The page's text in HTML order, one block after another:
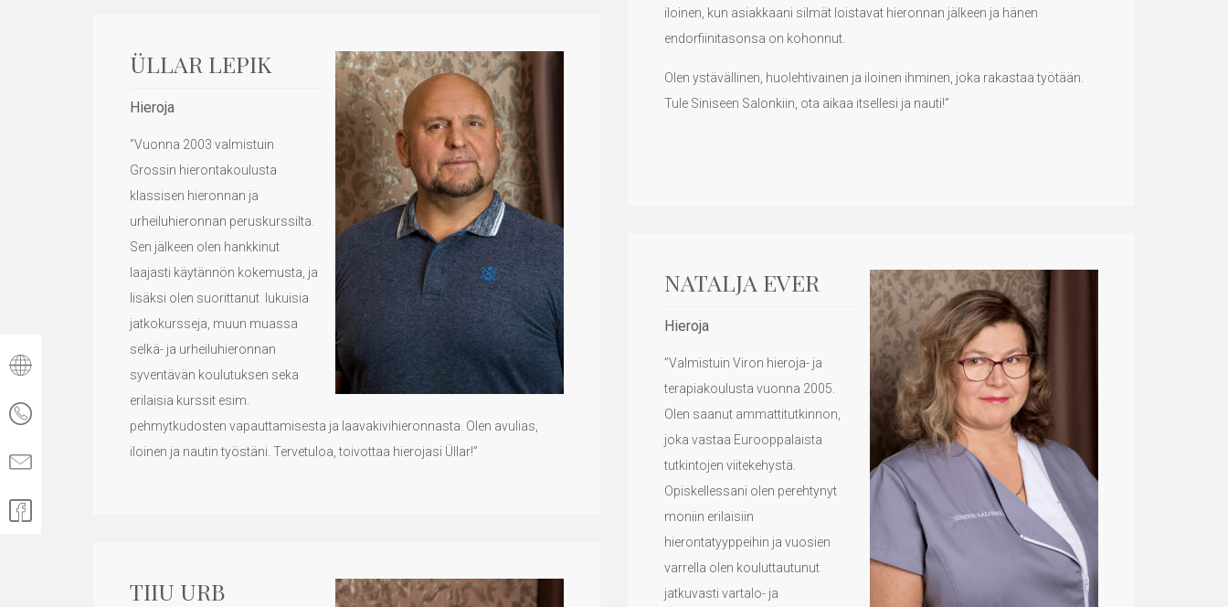
ÜLLAR LEPIK
Hieroja
”Vuonna 2003 valmistuin
Grossin hierontakoulusta
klassisen hieronnan ja
urheiluhieronnan peruskurssilta.
Sen jälkeen olen hankkinut
laajasti käytännön kokemusta, ja
lisäksi olen suorittanut lukuisia
jatkokursseja, muun muassa
selkä- ja urheiluhieronnan
syventävän koulutuksen seka
erilaisia kurssit esim.
pehmytkudosten vapauttamisesta ja laavakivihieronnasta. Olen avulias,
iloinen ja nautin työstäni. Tervetuloa, toivottaa hierojasi Üllar!”
TIIU URB
iloinen, kun asiakkaani silmät loistavat hieronnan jälkeen ja hänen
endorfiinitasonsa on kohonnut.
Olen ystävällinen, huolehtivainen ja iloinen ihminen, joka rakastaa työtään.
Tule Siniseen Salonkiin, ota aikaa itsellesi ja nauti!”
NATALJA EVER
Hieroja
”Valmistuin Viron hieroja- ja
terapiakoulusta vuonna 2005.
Olen saanut ammattitutkinnon,
joka vastaa Eurooppalaista
tutkintojen viitekehystä.
Opiskellessani olen perehtynyt
moniin erilaisiin
hierontatyyppeihin ja vuosien
varrella olen kouluttautunut
jatkuvasti vartalo- ja